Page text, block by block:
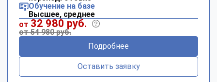
Обучение на базе
Высшее, среднее
от 32 980 руб.
от 54 980 руб.
Подробнее
Оставить заявку